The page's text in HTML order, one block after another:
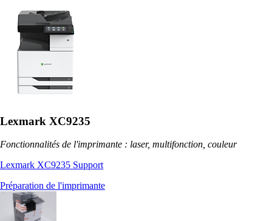
Lexmark XC9235
Fonctionnalités de l'imprimante : laser, multifonction, couleur
Lexmark XC9235 Support
Préparation de l'imprimante